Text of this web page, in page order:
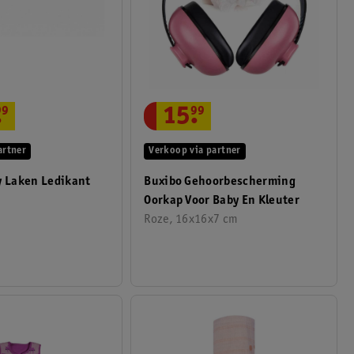
Laken Ledikant
Buxibo Gehoorbescherming
Oorkap Voor Baby En Kleuter
Roze, 16x16x7 cm
Verkoop via partner
15.
99